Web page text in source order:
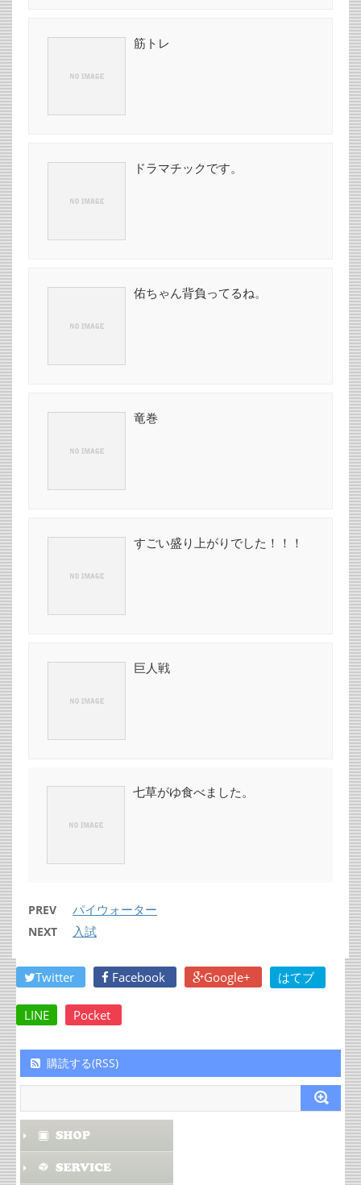
筋トレ
ドラマチックです。
佑ちゃん背負ってるね。
竜巻
すごい盛り上がりでした！！！
巨人戦
七草がゆ食べました。
PREV パイウォーター
NEXT 入試
Twitter Facebook Google+ はてブ
LINE Pocket
購読する(RSS)